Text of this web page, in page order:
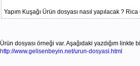
Yapım Kuşağı Ürün dosyası nasıl yapılacak ? Rica
Ürün dosyası örneği var. Aşağıdaki yazdığım linkte
http://www.gelisenbeyin.net/urun-dosyasi.html